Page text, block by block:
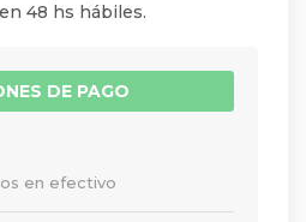
DE PAGO
en efectivo
48 hs hábiles.